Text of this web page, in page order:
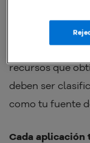
Sí, es posible
embargo, es
recursos que
deben ser
como tu fuente
Cada aplicación